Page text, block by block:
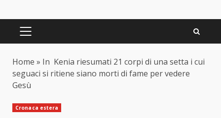
PRIMARY
Home » In Kenia riesumati 21 corpi di una setta i cui
seguaci si ritiene siano morti di fame per vedere
Gesù
Cronaca estera